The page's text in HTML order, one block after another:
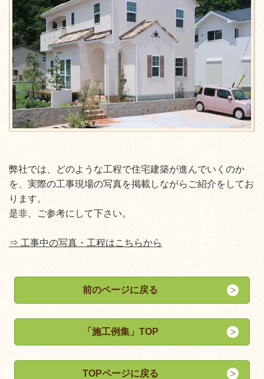
弊社では、どのような工程で住宅建築が進んでいくのか
を、実際の工事現場の写真を掲載しながらご紹介をしてお
ります。
是非、ご参考にして下さい。
⇒ 工事中の写真・工程はこちらから
前のページに戻る
「施工例集」TOP
TOPページに戻る